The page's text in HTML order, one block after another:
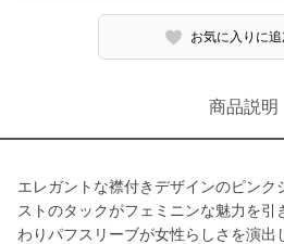
お気に入りに
商品説明
エレガントな襟付きデザインのピンク
ストのタックがフェミニンな魅力を引
わりパフスリーブが女性らしさを演出